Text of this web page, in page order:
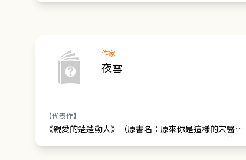
作家
夜雪
【代表作】
《親愛的楚楚動人》（原書名：原來你是這樣的宋醫
生）、《年先生，慢慢喜歡你》（網路名：我喜歡的你都